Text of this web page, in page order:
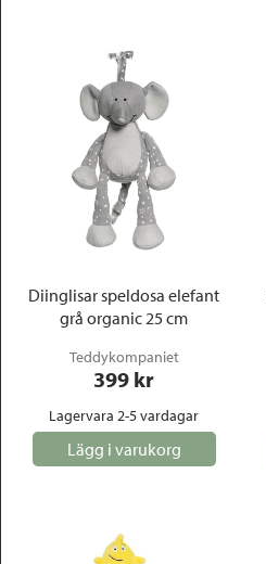
Diinglisar speldosa elefant
grå organic 25 cm
Teddykompaniet
399 kr
Lagervara 2-5 vardagar
Lägg i varukorg